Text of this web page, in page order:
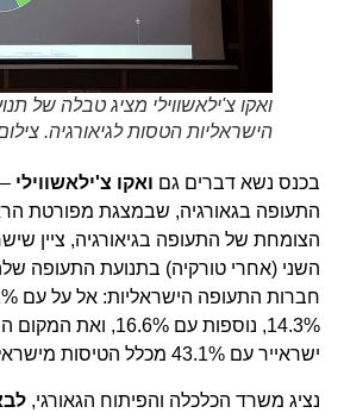
ואקו צ'ילאשווילי מציג טבלה של
הישראליות הטסות לגיאורגיה. צילום
בכנס נשא דברים גםואקו צ'ילאשווילי–
התעופה בגאורגיה, שבמצגת מפורטת
הצומחת של התעופה בגיאורגיה, ציין
השני (אחרי טורקיה) בתנועת התעופה שלה
14.3%, נוספות עם 16.6%, ואת
ישראייר עם 43.1% מכלל הטיסות מישראל לגאורגיה.
נציג משרד הכלכלה והפיתוח הגאורגי,לבאן